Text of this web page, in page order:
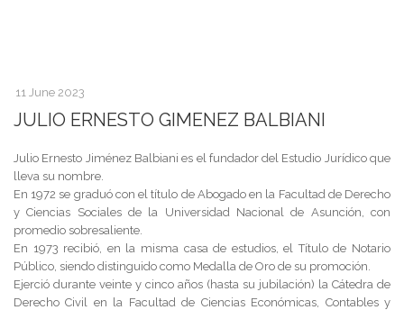
11 June 2023
JULIO ERNESTO GIMENEZ BALBIANI
Julio Ernesto Jiménez Balbiani es el fundador del Estudio Jurídico que
lleva su nombre.
En 1972 se graduó con el título de Abogado en la Facultad de Derecho
y Ciencias Sociales de la Universidad Nacional de Asunción, con
promedio sobresaliente.
En 1973 recibió, en la misma casa de estudios, el Título de Notario
Público, siendo distinguido como Medalla de Oro de su promoción.
Ejerció durante veinte y cinco años (hasta su jubilación) la Cátedra de
Derecho Civil en la Facultad de Ciencias Económicas, Contables y